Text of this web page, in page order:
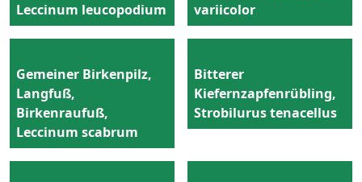
Leccinum leucopodium
variicolor
Gemeiner Birkenpilz,
Langfuß,
Birkenraufuß,
Leccinum scabrum
Bitterer
Kiefernzapfenrübling,
Strobilurus tenacellus